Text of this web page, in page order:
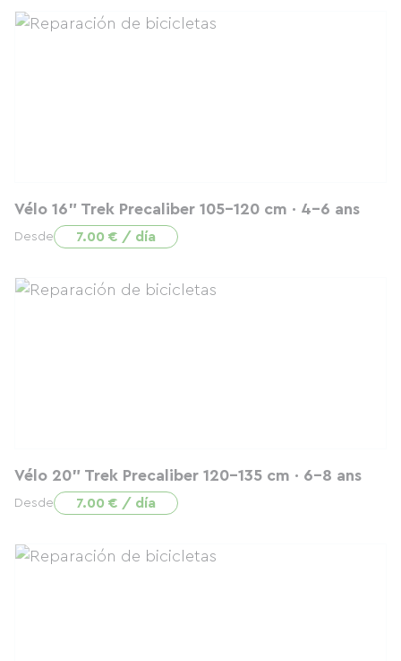
Vélo 16" Trek Precaliber 105–120 cm · 4–6 ans
Desde 7.00 € / día
Vélo 20" Trek Precaliber 120–135 cm · 6–8 ans
Desde 7.00 € / día